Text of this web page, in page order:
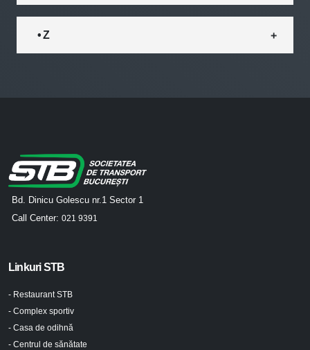
• Z
Bd. Dinicu Golescu nr.1 Sector 1
Call Center: 021 9391
Linkuri STB
- Restaurant STB
- Complex sportiv
- Casa de odihnă
- Centrul de sănătate